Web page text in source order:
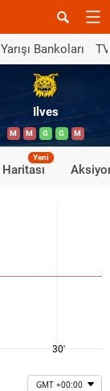
Bankoları
Ilves
M M G G M
Haritası
Yeni
30'
GMT +00:00